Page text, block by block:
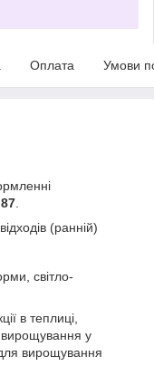
Оплата Умови
(ранній)
світло-
в теплиці,
вирощування у
для вирощування